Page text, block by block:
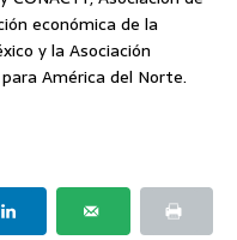
económica de la
y la Asociación
América del Norte.